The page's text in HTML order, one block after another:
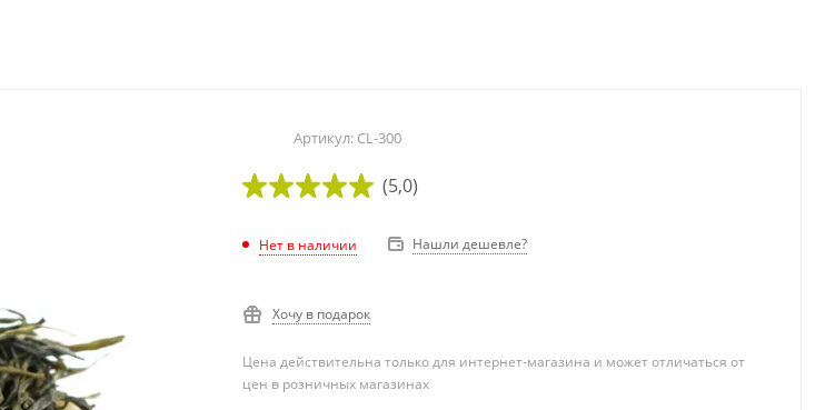
Артикул: CL-300
(5,0)
Нет в наличии Нашли дешевле?
Хочу в подарок
Цена действительна только для интернет-магазина и может отличаться от
цен в розничных магазинах